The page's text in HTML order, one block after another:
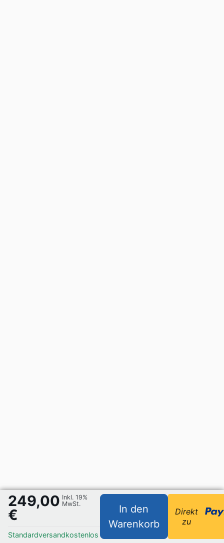
249,00
€
Inkl. 19%
MwSt.
Standardversandkostenlos
In den
Warenkorb
Direkt
zu